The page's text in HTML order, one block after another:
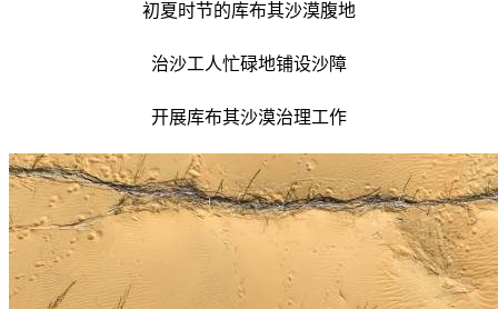
初夏时节的库布其沙漠腹地
治沙工人忙碌地铺设沙障
开展库布其沙漠治理工作